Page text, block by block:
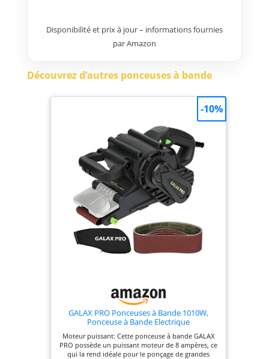
Disponibilité et prix à jour – informations fournies
par Amazon
Découvrez d’autres ponceuses à bande
GALAX PRO Ponceuses à Bande 1010W,
Ponceuse à Bande Electrique
Moteur puissant: Cette ponceuse à bande GALAX
PRO possède un puissant moteur de 8 ampères, ce
qui la rend idéale pour le ponçage de grandes
-10%